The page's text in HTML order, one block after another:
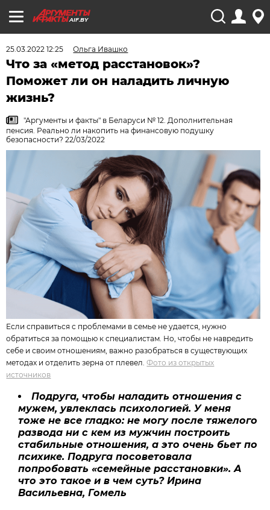
AIF.BY
25.03.2022 12:25 Ольга Ивашко
Что за «метод расстановок»?
Поможет ли он наладить личную
жизнь?
"Аргументы и факты" в Беларуси № 12. Дополнительная
пенсия. Реально ли накопить на финансовую подушку
безопасности? 22/03/2022
Если справиться с проблемами в семье не удается, нужно
обратиться за помощью к специалистам. Но, чтобы не навредить
себе и своим отношениям, важно разобраться в существующих
методах и отделить зерна от плевел.Фото из открытых
источников
Подруга, чтобы наладить отношения с
мужем, увлеклась психологией. У меня
тоже не все гладко: не могу после тяжелого
развода ни с кем из мужчин построить
стабильные отношения, а это очень бьет по
психике. Подруга посоветовала
попробовать «семейные расстановки». А
что это такое и в чем суть? Ирина
Васильевна, Гомель